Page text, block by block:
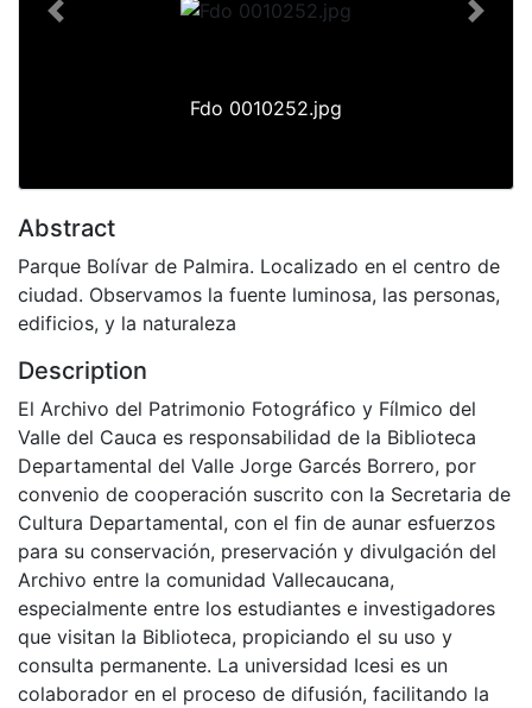
Fdo 0010252.jpg
Previous Next
Abstract
Parque Bolívar de Palmira. Localizado en el centro de
ciudad. Observamos la fuente luminosa, las personas,
edificios, y la naturaleza
Description
El Archivo del Patrimonio Fotográfico y Fílmico del
Valle del Cauca es responsabilidad de la Biblioteca
Departamental del Valle Jorge Garcés Borrero, por
convenio de cooperación suscrito con la Secretaria de
Cultura Departamental, con el fin de aunar esfuerzos
para su conservación, preservación y divulgación del
Archivo entre la comunidad Vallecaucana,
especialmente entre los estudiantes e investigadores
que visitan la Biblioteca, propiciando el su uso y
consulta permanente. La universidad Icesi es un
colaborador en el proceso de difusión, facilitando la